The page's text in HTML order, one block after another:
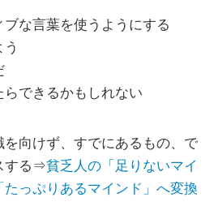
な言葉を使うようにする
できるかもしれない
向けず、すでにあるもの、で
する⇒貧乏人の「足りないマイ
っぷりあるマインド」へ変換